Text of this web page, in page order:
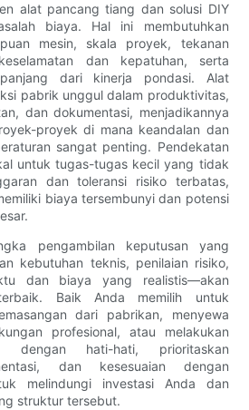
alat pancang tiang dan solusi DIY
biaya. Hal ini membutuhkan
mesin, skala proyek, tekanan
dan kepatuhan, serta
dari kinerja pondasi. Alat
pabrik unggul dalam produktivitas,
dan dokumentasi, menjadikannya
proyek di mana keandalan dan
sangat penting. Pendekatan
untuk tugas-tugas kecil yang tidak
dan toleransi risiko terbatas,
biaya tersembunyi dan potensi
pengambilan keputusan yang
kebutuhan teknis, penilaian risiko,
dan biaya yang realistis—akan
Baik Anda memilih untuk
dari pabrikan, menyewa
profesional, atau melakukan
dengan hati-hati, prioritaskan
dan kesesuaian dengan
melindungi investasi Anda dan
struktur tersebut.